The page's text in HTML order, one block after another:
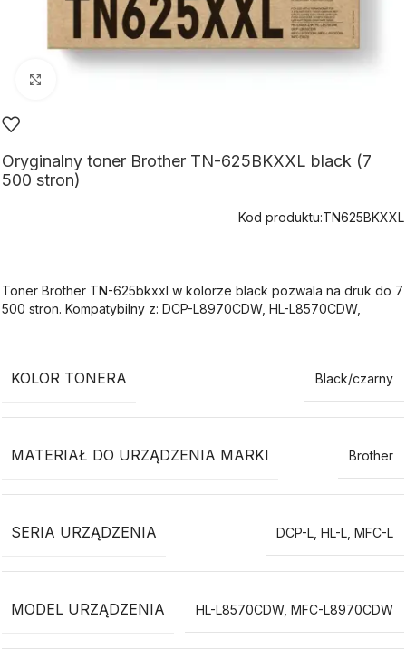
Oryginalny toner Brother TN-625BKXXL black (7
500 stron)
Kod produktu:TN625BKXXL
Toner Brother TN-625bkxxl w kolorze black pozwala na druk do 7
500 stron. Kompatybilny z: DCP-L8970CDW, HL-L8570CDW,
KOLOR TONERA Black/czarny
MATERIAŁ DO URZĄDZENIA MARKI Brother
SERIA URZĄDZENIA DCP-L HL-L MFC-L
MODEL URZĄDZENIA HL-L8570CDW, MFC-L8970CDW